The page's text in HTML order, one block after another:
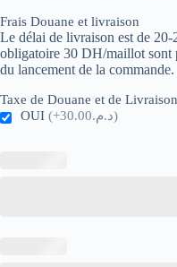
Frais Douane et livraison
Le délai de livraison est de
obligatoire 30 DH/maillot sont
du lancement de la commande.
Taxe de Douane et de Livraison
OUI
(+د.م.30.00)